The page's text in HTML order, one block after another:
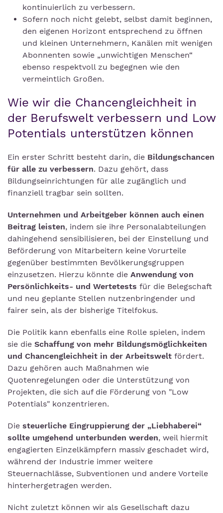
kontinuierlich zu verbessern.
Sofern noch nicht gelebt, selbst damit beginnen,
den eigenen Horizont entsprechend zu öffnen
und kleinen Unternehmern, Kanälen mit wenigen
Abonnenten sowie „unwichtigen Menschen“
ebenso respektvoll zu begegnen wie den
vermeintlich Großen.
Wie wir die Chancengleichheit in
der Berufswelt verbessern und Low
Potentials unterstützen können
Ein erster Schritt besteht darin, die Bildungschancen
für alle zu verbessern. Dazu gehört, dass
Bildungseinrichtungen für alle zugänglich und
finanziell tragbar sein sollten.
Unternehmen und Arbeitgeber können auch einen
Beitrag leisten, indem sie ihre Personalabteilungen
dahingehend sensibilisieren, bei der Einstellung und
Beförderung von Mitarbeitern keine Vorurteile
gegenüber bestimmten Bevölkerungsgruppen
einzusetzen. Hierzu könnte die Anwendung von
Persönlichkeits- und Wertetests für die Belegschaft
und neu geplante Stellen nutzenbringender und
fairer sein, als der bisherige Titelfokus.
Die Politik kann ebenfalls eine Rolle spielen, indem
sie die Schaffung von mehr Bildungsmöglichkeiten
und Chancengleichheit in der Arbeitswelt fördert.
Dazu gehören auch Maßnahmen wie
Quotenregelungen oder die Unterstützung von
Projekten, die sich auf die Förderung von "Low
Potentials" konzentrieren.
Die steuerliche Eingruppierung der „Liebhaberei“
sollte umgehend unterbunden werden, weil hiermit
engagierten Einzelkämpfern massiv geschadet wird,
während der Industrie immer weitere
Steuernachlässe, Subventionen und andere Vorteile
hinterhergetragen werden.
Nicht zuletzt können wir als Gesellschaft dazu